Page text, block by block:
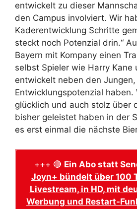
entwickelt zu dieser
den Campus involviert. Wir
Kaderentwicklung Schritte
steckt noch Potenzial drin.“
Bayern mit Kompany einen
selbst Spieler wie Harry Kane
entwickelt neben den
Entwicklungspotenzial haben.
glücklich und auch stolz über
bisher geleistet haben in der
es erst einmal die nächste
+++ 🔴 Ein Abo statt
Joyn+ bündelt über 100
Livestream, in HD, mit
Werbung und Restart-